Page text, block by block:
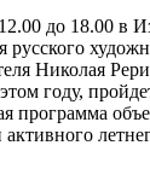
до 18.00 в
русского
Николая
году,
программа